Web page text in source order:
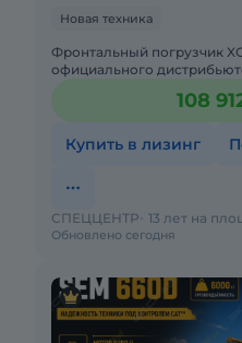
Новая техника
Фронтальный погрузчик
официального дистрибьютора
пpоконсультируют Вас нa
108
Купить в лизинг
Обновлено сегодня
СПЕЦЦЕНТР 13 лет на